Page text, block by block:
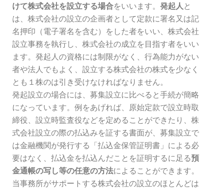
けて株式会社を設立する場合をいいます。 発起人 と
は、株式会社の設立の企画者として定款に署名又は記
名押印（電子署名を含む）をした者をいい、株式会社
設立事務を執行し、株式会社の成立を目指す者をいい
ます。発起人の資格には制限がなく、行為能力がない
者や法人でもよく、設立する株式会社の株式を少なく
とも１株のは引き受けなければなりません。
発起設立の場合には、募集設立に比べると手続が簡略
になっています。例をあげれば、原始定款で設立時取
締役、設立時監査役などを定めることができたり、株
式会社設立の際の払込みを証する書面が、募集設立で
は金融機関が発行する「払込金保管証明書」による必
要はなく、払込金を払込んだことを証明するに足る預
金通帳の写し等の任意の方法によることができます。
当事務所がサポートする株式会社の設立のほとんどは